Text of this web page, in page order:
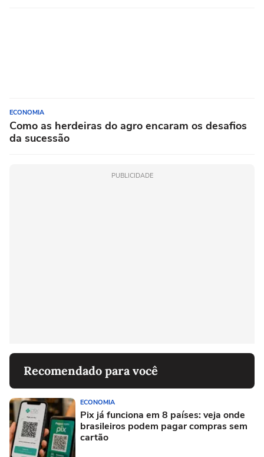
ECONOMIA
Como as herdeiras do agro encaram os desafios
da sucessão
PUBLICIDADE
Recomendado para você
ECONOMIA
Pix já funciona em 8 países: veja onde
brasileiros podem pagar compras sem
cartão